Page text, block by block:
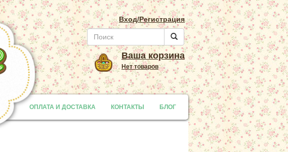
Вход/Регистрация
Ваша корзина
Нет товаров
ОПЛАТА И ДОСТАВКА КОНТАКТЫ БЛОГ
Provided by